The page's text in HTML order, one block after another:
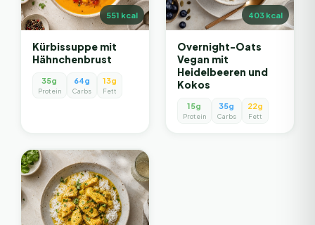
551 kcal
Kürbissuppe mit
Hähnchenbrust
35g
Protein
64g
Carbs
13g
Fett
403kcal
Overnight-Oats
Vegan mit
Heidelbeeren und
Kokos
15g
Protein
35g
Carbs
22g
Fett